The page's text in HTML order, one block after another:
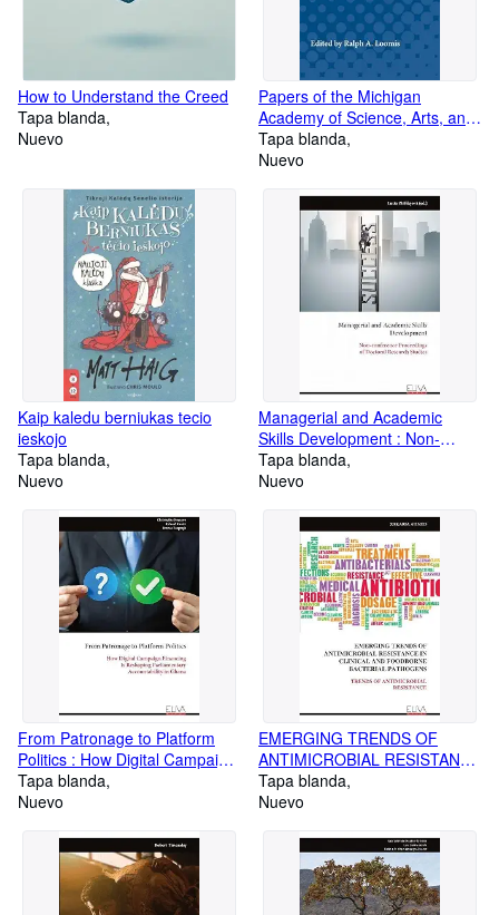
How to Understand the Creed
Tapa blanda
Nuevo
Papers of the Michigan
Academy of Science, Arts, and
Letters : Volume XLIX
Tapa blanda
Nuevo
Kaip kaledu berniukas tecio
ieskojo
Tapa blanda
Nuevo
Managerial and Academic
Skills Development : Non-
conference Proceedings of
Doctoral Research Studies
Tapa blanda
Nuevo
From Patronage to Platform
Politics : How Digital Campaign
Financing Is Reshaping
Parliamentary Accountability in
Tapa blanda
Nuevo
EMERGING TRENDS OF
ANTIMICROBIAL RESISTANCE
IN CLINICAL AND
FOODBORNE BACTERIAL
ANTIMICROBIAL RESISTANCE
Tapa blanda
Nuevo